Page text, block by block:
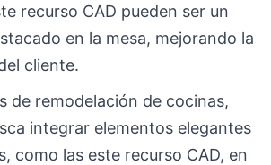
recurso CAD pueden ser un
en la mesa, mejorando la
cliente.
de remodelación de cocinas,
integrar elementos elegantes
como las este recurso CAD, en